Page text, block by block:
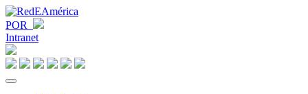
POR
Intranet